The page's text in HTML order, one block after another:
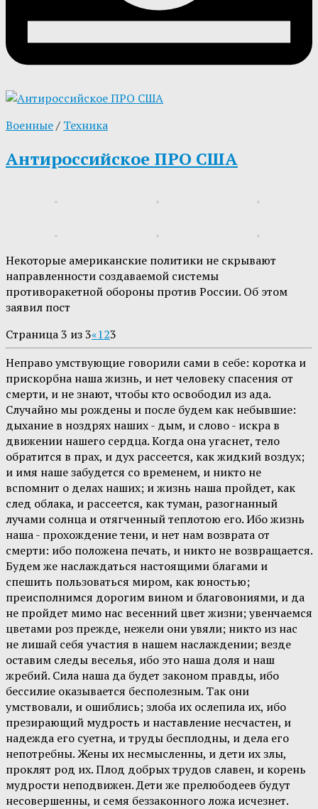
Военные/ Техника
Антироссийское ПРО США
Некоторые американские политики не скрывают
направленности создаваемой системы
противоракетной обороны против России. Об этом
заявил пост
Страница 3 из 3«123
Неправо умствующие говорили сами в себе: коротка и
прискорбна наша жизнь, и нет человеку спасения от
смерти, и не знают, чтобы кто освободил из ада.
Случайно мы рождены и после будем как небывшие:
дыхание в ноздрях наших - дым, и слово - искра в
движении нашего сердца. Когда она угаснет, тело
обратится в прах, и дух рассеется, как жидкий воздух;
и имя наше забудется со временем, и никто не
вспомнит о делах наших; и жизнь наша пройдет, как
след облака, и рассеется, как туман, разогнанный
лучами солнца и отягченный теплотою его. Ибо жизнь
наша - прохождение тени, и нет нам возврата от
смерти: ибо положена печать, и никто не возвращается.
Будем же наслаждаться настоящими благами и
спешить пользоваться миром, как юностью;
преисполнимся дорогим вином и благовониями, и да
не пройдет мимо нас весенний цвет жизни; увенчаемся
цветами роз прежде, нежели они увяли; никто из нас
не лишай себя участия в нашем наслаждении; везде
оставим следы веселья, ибо это наша доля и наш
жребий. Сила наша да будет законом правды, ибо
бессилие оказывается бесполезным. Так они
умствовали, и ошиблись; злоба их ослепила их, ибо
презирающий мудрость и наставление несчастен, и
надежда его суетна, и труды бесплодны, и дела его
непотребны. Жены их несмысленны, и дети их злы,
проклят род их. Плод добрых трудов славен, и корень
мудрости неподвижен. Дети же прелюбодеев будут
несовершенны, и семя беззаконного ложа исчезнет.